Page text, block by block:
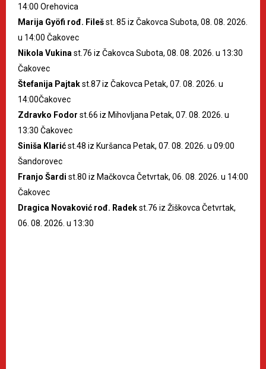
14:00 Orehovica
Marija Gyöfi rođ. Filešst. 85 iz Čakovca Subota, 08. 08. 2026.
u 14:00 Čakovec
Nikola Vukina st.76 iz Čakovca Subota, 08. 08. 2026. u 13:30
Čakovec
Štefanija Pajtakst.87 iz Čakovca Petak, 07. 08. 2026. u
14:00Čakovec
Zdravko Fodor st.66 iz Mihovljana Petak, 07. 08. 2026. u
13:30 Čakovec
Siniša Klarićst.48 iz Kuršanca Petak, 07. 08. 2026. u 09:00
Šandorovec
Franjo Šardi st.80 iz Mačkovca Četvrtak, 06. 08. 2026. u 14:00
Čakovec
Dragica Novaković rođ. Radekst.76 iz Žiškovca Četvrtak,
06. 08. 2026. u 13:30